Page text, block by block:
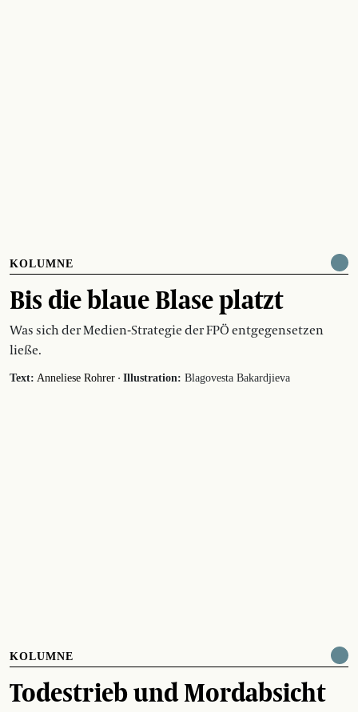
KOLUMNE
Bis die blaue Blase platzt
Was sich der Medien-Strategie der FPÖ entgegensetzen
ließe.
Text: Anneliese Rohrer · Illustration: Blagovesta Bakardjieva
KOLUMNE
Todestrieb und Mordabsicht